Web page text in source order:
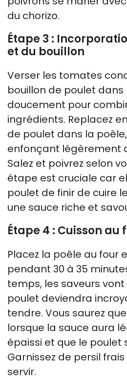
du chorizo.
Étape 3 :
et du bouillon
Verser les tomates
bouillon de poulet dans
doucement pour
ingrédients. Replacez
de poulet dans la
enfonçant légèrement
Salez et poivrez selon
étape est cruciale car
poulet de finir de cuire
une sauce riche et
Étape 4 : Cuisson au
Placez la poêle au four
pendant 30 à 35
temps, les saveurs
poulet deviendra
tendre. Vous saurez
lorsque la sauce aura
épaissi et que le poulet
Garnissez de persil
servir.